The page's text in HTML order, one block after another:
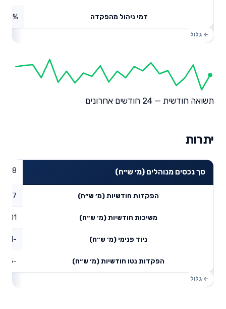
דמי ניהול מהפקדה
תשואה חודשית — 24 חודשים אחרונים
יתרות
סך נכסים מנוהלים (מ׳ ש״ח)
הפקדות חודשיות (מ׳ ש״ח) 0.17
משיכות חודשיות (מ׳ ש״ח) 0.01
ניוד פנימי (מ׳ ש״ח) -0.41
הפקדות נטו חודשיות (מ׳ ש״ח) -0.25